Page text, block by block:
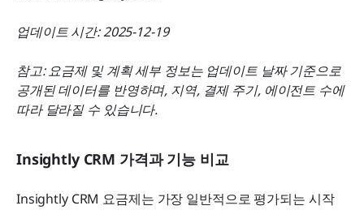
업데이트 시간: 2025-12-19
참고: 요금제 및 계획 세부 정보는 업데이트 날짜 기준으로
공개된 데이터를 반영하며, 지역, 결제 주기, 에이전트 수에
따라 달라질 수 있습니다.
Insightly CRM 가격과 기능 비교
Insightly CRM 요금제는 가장 일반적으로 평가되는 시작